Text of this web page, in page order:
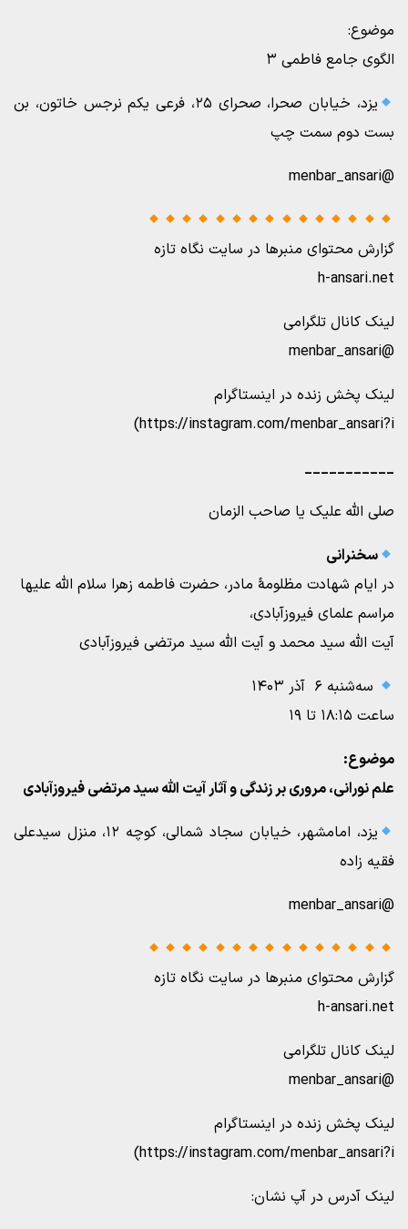
موضوع:
الگوی جامع فاطمی ۳
یزد، خیابان صحرا، صحرای ۲۵، فرعی یکم نرجس خاتون، بن
بست دوم سمت چپ
@menbar_ansari
گزارش محتوای منبرها در سایت نگاه تازه
h-ansari.net
لینک کانال تلگرامی
@menbar_ansari
لینک پخش زنده در اینستاگرام
https://instagram.com/menbar_ansari?i)
___________
صلی الله علیک یا صاحب الزمان
سخنرانی
در ایام شهادت مظلومۀ مادر، حضرت فاطمه زهرا سلام الله علیها
مراسم علمای فیروزآبادی،
آیت الله سید محمد و آیت الله سید مرتضی فیروزآبادی
سه‌شنبه ۶ آذر ۱۴۰۳
ساعت ۱۸:۱۵ تا ۱۹
موضوع:
علم نورانی، مروری بر زندگی و آثار آیت الله سید مرتضی فیروزآبادی
یزد، امامشهر، خیابان سجاد شمالی، کوچه ۱۲، منزل سیدعلی
فقیه زاده
@menbar_ansari
گزارش محتوای منبرها در سایت نگاه تازه
h-ansari.net
لینک کانال تلگرامی
@menbar_ansari
لینک پخش زنده در اینستاگرام
https://instagram.com/menbar_ansari?i)
لینک آدرس در آپ نشان: